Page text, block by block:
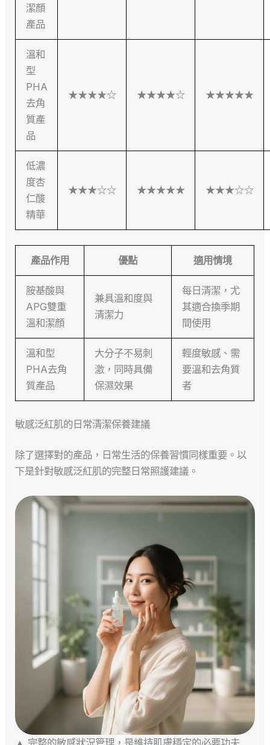
潔顏
產品
溫和
型
PHA
去角
質產
品
★★★★☆ ★★★★☆ ★★★★★
低濃
度杏
仁酸
精華
★★★☆☆ ★★★★★ ★★★☆☆
產品作用 優點 適用情境
胺基酸與
APG雙重
溫和潔顏
兼具溫和度與
清潔力
每日清潔，尤
其適合換季期
間使用
溫和型
PHA去角
質產品
大分子不易刺
激，同時具備
保濕效果
輕度敏感、需
要溫和去角質
者
敏感泛紅肌的日常清潔保養建議
除了選擇對的產品，日常生活的保養習慣同樣重要。以
下是針對敏感泛紅肌的完整日常照護建議。
▲ 完整的敏感狀況管理，是維持肌膚穩定的必要功夫